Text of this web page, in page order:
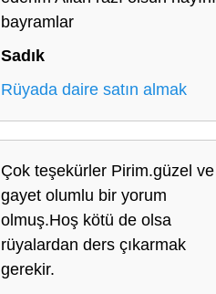
bayramlar
Sadık
Rüyada daire satın almak
Çok teşekürler Pirim.güzel ve
gayet olumlu bir yorum
olmuş.Hoş kötü de olsa
rüyalardan ders çıkarmak
gerekir.